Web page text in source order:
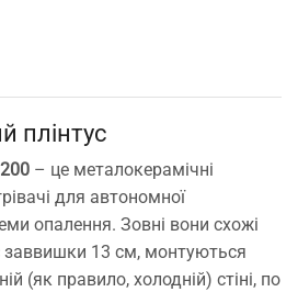
плінтус
– це металокерамічні
для автономної
опалення. Зовні вони схожі
заввишки 13 см, монтуються
(як правило, холодній) стіні, по